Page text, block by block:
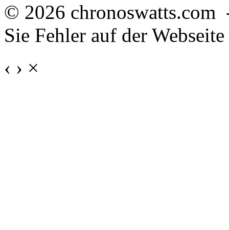
© 2026
Sie Fehler auf der
‹ › ×